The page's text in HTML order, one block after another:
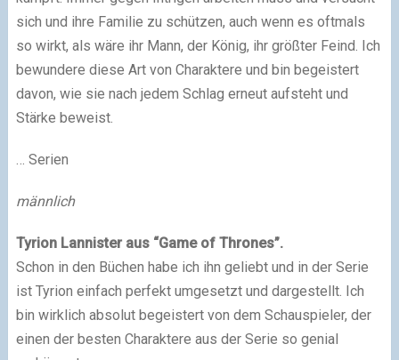
sich und ihre Familie zu schützen, auch wenn es oftmals
so wirkt, als wäre ihr Mann, der König, ihr größter Feind. Ich
bewundere diese Art von Charaktere und bin begeistert
davon, wie sie nach jedem Schlag erneut aufsteht und
Stärke beweist.
… Serien
männlich
Tyrion Lannister aus “Game of Thrones”.
Schon in den Büchen habe ich ihn geliebt und in der Serie
ist Tyrion einfach perfekt umgesetzt und dargestellt. Ich
bin wirklich absolut begeistert von dem Schauspieler, der
einen der besten Charaktere aus der Serie so genial